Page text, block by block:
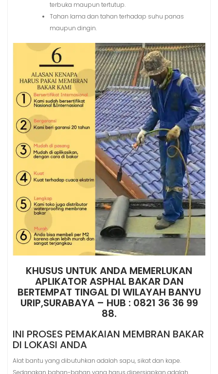
terbuka maupun tertutup.
Tahan lama dan tahan terhadap suhu panas
maupun dingin.
KHUSUS UNTUK ANDA MEMERLUKAN
APLIKATOR ASPHAL BAKAR DAN
BERTEMPAT TINGAL DI WILAYAH BANYU
URIP,SURABAYA – HUB : 0821 36 36 99
88.
INI PROSES PEMAKAIAN MEMBRAN BAKAR
DI LOKASI ANDA
Alat bantu yang dibutuhkan adalah sapu, sikat dan kape.